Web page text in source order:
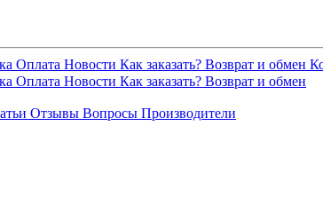
Оплата Новости Как заказать? Возврат и обмен
Оплата Новости Как заказать? Возврат и обмен
Отзывы Вопросы Производители